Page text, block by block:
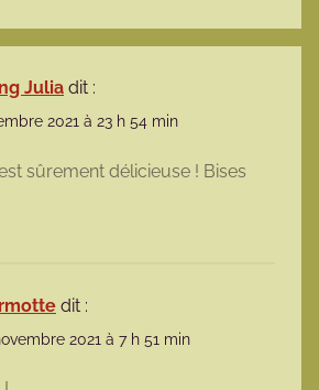
Julia dit :
2021 à 23 h 54 min
sûrement délicieuse ! Bises
dit :
2021 à 7 h 51 min